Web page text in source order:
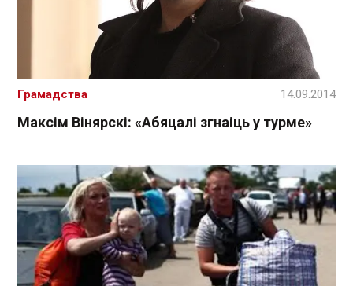
Максім Вінярскі: «Абяцалі згнаіць у турме»
Грамадства 14.09.2014